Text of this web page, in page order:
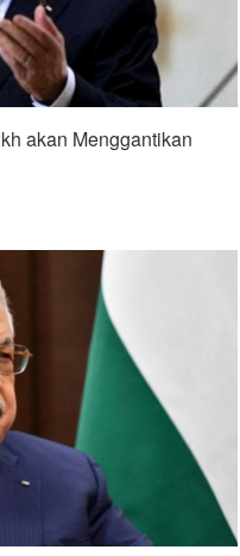
akan Menggantikan